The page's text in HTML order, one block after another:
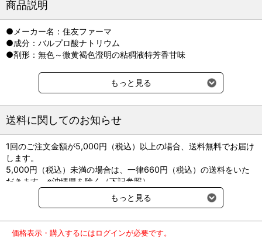
商品説明
●メーカー名：住友ファーマ
●成分：バルプロ酸ナトリウム
●剤形：無色～微黄褐色澄明の粘稠液特芳香甘味
もっと見る
送料に関してのお知らせ
1回のご注文金額が5,000円（税込）以上の場合、送料無料でお届け
します。
5,000円（税込）未満の場合は、一律660円（税込）の送料をいた
だきます。※沖縄県を除く（下記参照）
※2017年11月14日（火）より沖縄県へのお届けにつきましては、1
回のご注文金額（税込）が、30,000円以上で配送無料となります。
ご了承のほどよろしくお願い致します。
弊社都合でお届けが２回以上に分かれる場合の送料負担は、１回分
もっと見る
価格表示・購入するにはログインが必要です。